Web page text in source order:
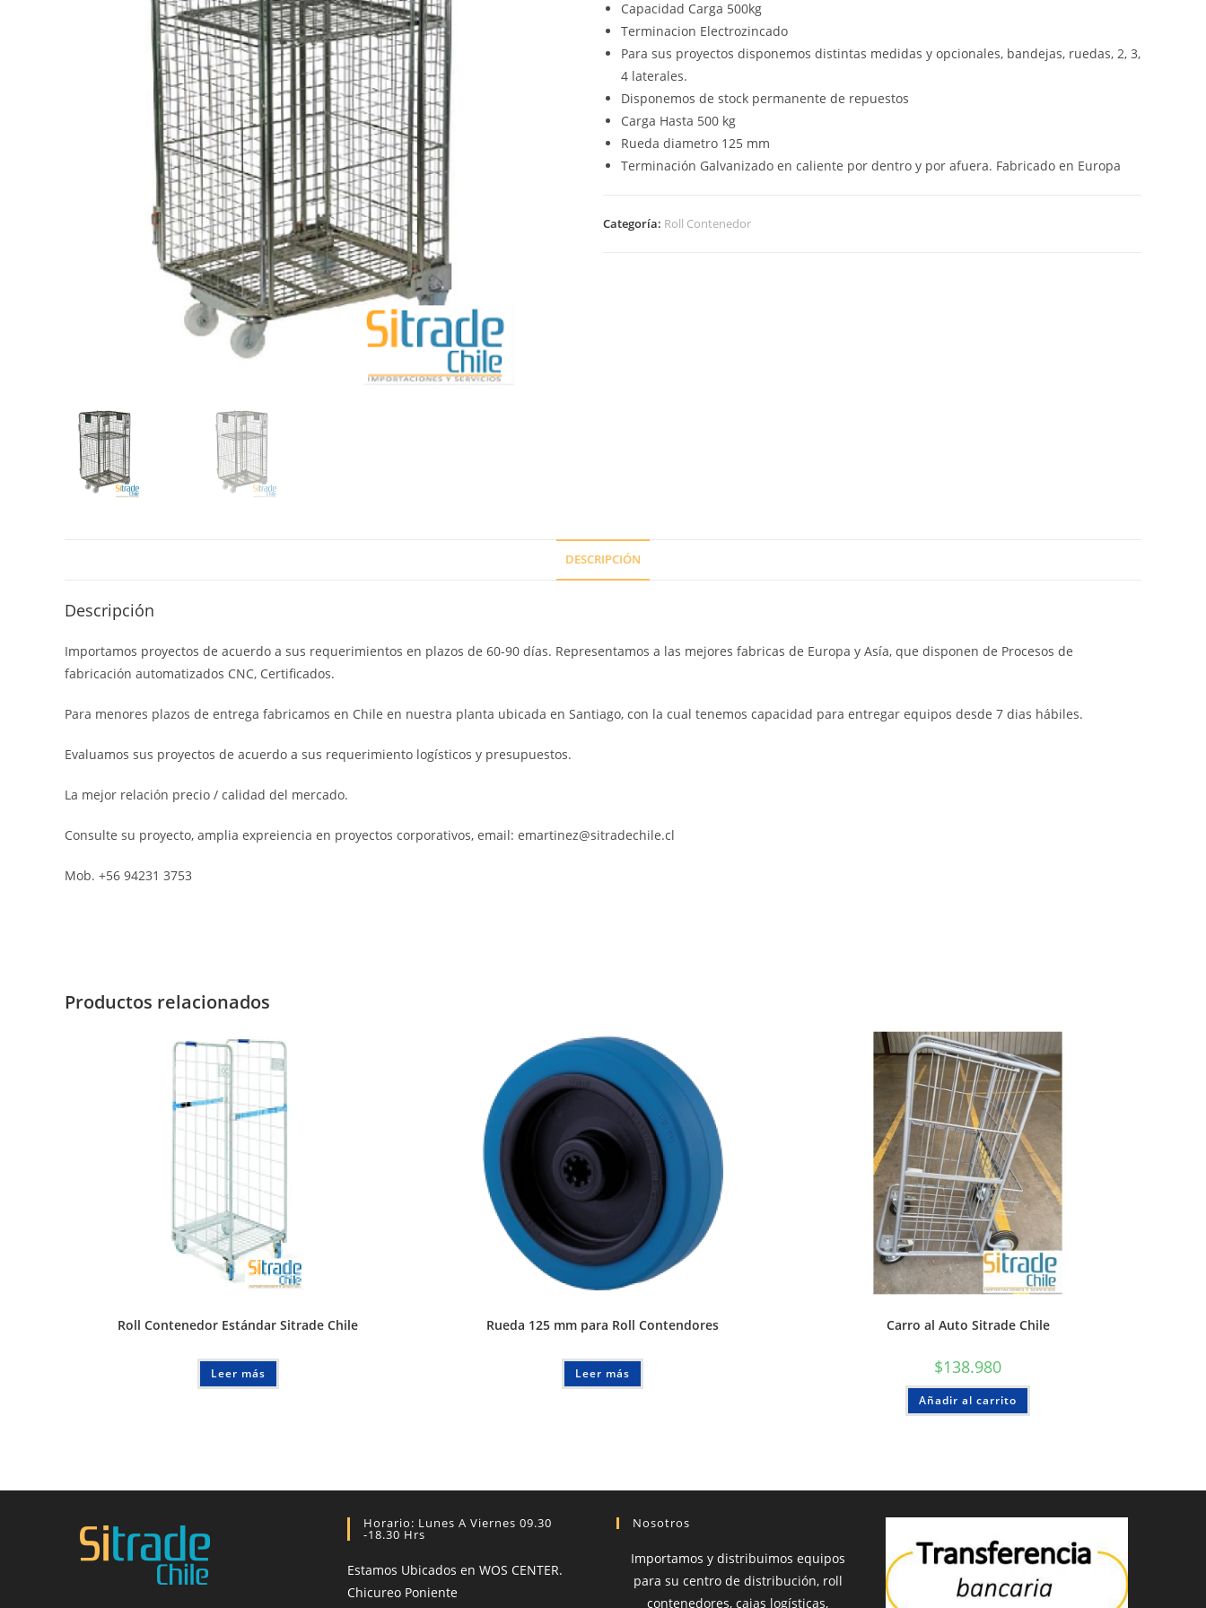
Capacidad Carga 500kg
Terminacion Electrozincado
Para sus proyectos disponemos distintas medidas y opcionales, bandejas, ruedas, 2, 3,
4 laterales.
Disponemos de stock permanente de repuestos
Carga Hasta 500 kg
Rueda diametro 125 mm
Terminación Galvanizado en caliente por dentro y por afuera. Fabricado en Europa
Categoría: Roll Contenedor
DESCRIPCIÓN
Descripción
Importamos proyectos de acuerdo a sus requerimientos en plazos de 60-90 días. Representamos a las mejores fabricas de Europa y Asía, que disponen de Procesos de
fabricación automatizados CNC, Certificados.
Para menores plazos de entrega fabricamos en Chile en nuestra planta ubicada en Santiago, con la cual tenemos capacidad para entregar equipos desde 7 dias hábiles.
Evaluamos sus proyectos de acuerdo a sus requerimiento logísticos y presupuestos.
La mejor relación precio / calidad del mercado.
Consulte su proyecto, amplia expreiencia en proyectos corporativos, email: emartinez@sitradechile.cl
Mob. +56 94231 3753
Productos relacionados
Roll Contenedor Estándar Sitrade Chile
Leer más
Rueda 125 mm para Roll Contendores
Leer más
Carro al Auto Sitrade Chile
$138.980
Añadir al carrito
Horario: Lunes A Viernes 09.30
-18.30 Hrs
Estamos Ubicados en WOS CENTER.
Chicureo Poniente
Nosotros
Importamos y distribuimos equipos
para su centro de distribución, roll
contenedores, cajas logísticas,